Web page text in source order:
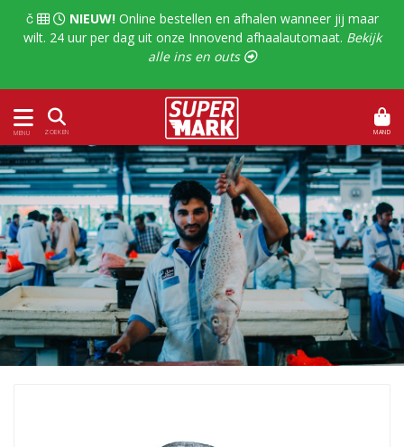
   NIEUW!Online bestellen en afhalen wanneer jij maar
wilt. 24 uur per dag uit onze Innovend afhaalautomaat. Bekijk
alle ins en outs 
MENU ZOEKEN MAND